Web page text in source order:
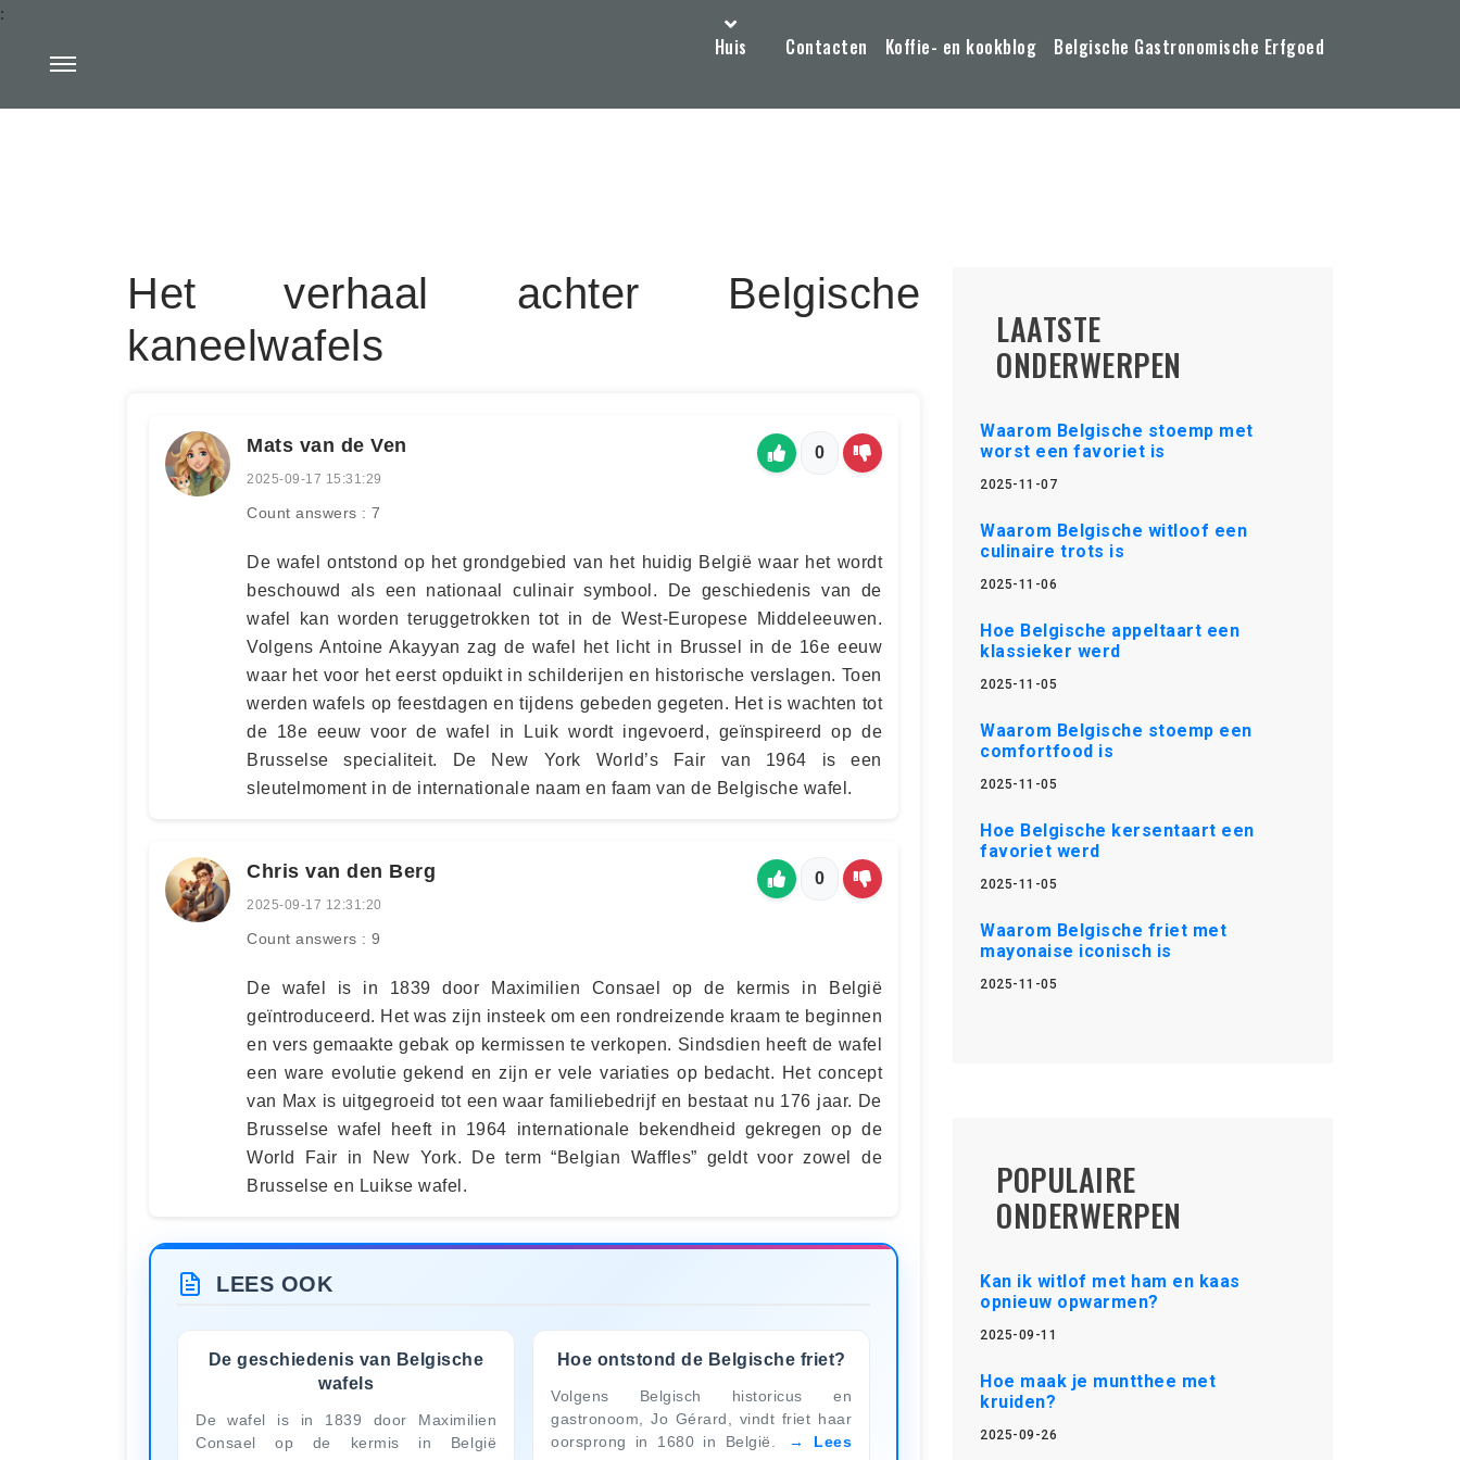
Huis Contacten Koffie- en kookblog Belgische Gastronomische Erfgoed
:
Het verhaal achter Belgische
kaneelwafels
Mats van de Ven
2025-09-17 15:31:29
Count answers : 7
0
De wafel ontstond op het grondgebied van het huidig België waar het wordt
beschouwd als een nationaal culinair symbool. De geschiedenis van de
wafel kan worden teruggetrokken tot in de West-Europese Middeleeuwen.
Volgens Antoine Akayyan zag de wafel het licht in Brussel in de 16e eeuw
waar het voor het eerst opduikt in schilderijen en historische verslagen. Toen
werden wafels op feestdagen en tijdens gebeden gegeten. Het is wachten tot
de 18e eeuw voor de wafel in Luik wordt ingevoerd, geïnspireerd op de
Brusselse specialiteit. De New York World’s Fair van 1964 is een
sleutelmoment in de internationale naam en faam van de Belgische wafel.
Chris van den Berg
2025-09-17 12:31:20
Count answers : 9
0
De wafel is in 1839 door Maximilien Consael op de kermis in België
geïntroduceerd. Het was zijn insteek om een rondreizende kraam te beginnen
en vers gemaakte gebak op kermissen te verkopen. Sindsdien heeft de wafel
een ware evolutie gekend en zijn er vele variaties op bedacht. Het concept
van Max is uitgegroeid tot een waar familiebedrijf en bestaat nu 176 jaar. De
Brusselse wafel heeft in 1964 internationale bekendheid gekregen op de
World Fair in New York. De term “Belgian Waffles” geldt voor zowel de
Brusselse en Luikse wafel.
LEES OOK
De geschiedenis van Belgische
wafels
De wafel is in 1839 door Maximilien
Consael op de kermis in België
Hoe ontstond de Belgische friet?
Volgens Belgisch historicus en
gastronoom, Jo Gérard, vindt friet haar
oorsprong in 1680 in België.
Lees
LAATSTE
ONDERWERPEN
Waarom Belgische stoemp met
worst een favoriet is
2025-11-07
Waarom Belgische witloof een
culinaire trots is
2025-11-06
Hoe Belgische appeltaart een
klassieker werd
2025-11-05
Waarom Belgische stoemp een
comfortfood is
2025-11-05
Hoe Belgische kersentaart een
favoriet werd
2025-11-05
Waarom Belgische friet met
mayonaise iconisch is
2025-11-05
POPULAIRE
ONDERWERPEN
Kan ik witlof met ham en kaas
opnieuw opwarmen?
2025-09-11
Hoe maak je muntthee met
kruiden?
2025-09-26